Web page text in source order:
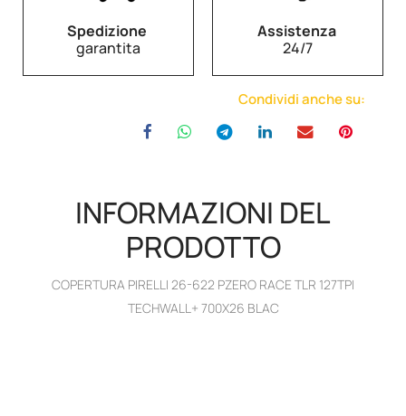
Spedizione
garantita
Assistenza
24/7
Condividi anche su:
INFORMAZIONI DEL
PRODOTTO
COPERTURA PIRELLI 26-622 PZERO RACE TLR 127TPI
TECHWALL+ 700X26 BLAC